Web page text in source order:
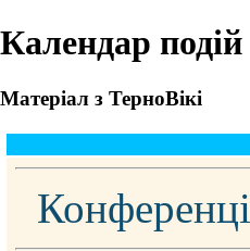
Календар подій
Матеріал з ТерноВікі